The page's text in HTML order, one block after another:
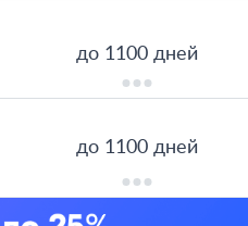
до 1100 дней
до 1100 дней